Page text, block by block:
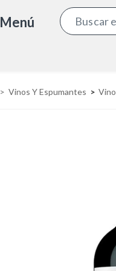
Menú
Vinos Y Espumantes